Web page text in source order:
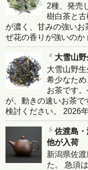
2種、発売
樹白茶と
が濃く、甘みの強い
ぜ花の香りが強いの
大雪山
大雪山野
希少なた
お茶です
が、動きの速いお茶
検討ください。 2026
佐渡島
他が入荷
新潟県佐
た。 急須